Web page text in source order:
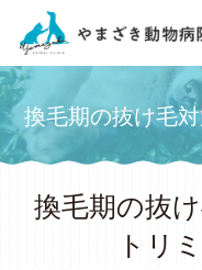
換毛期の抜け毛
HOME ブログ
換毛
について
換毛期の抜
トリ